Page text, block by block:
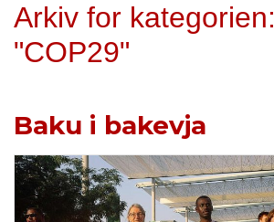
Arkiv for kategorien:
"COP29"
Baku i bakevja